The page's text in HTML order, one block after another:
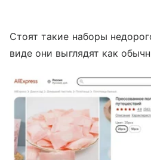
Стоят такие наборы
виде они выглядят как